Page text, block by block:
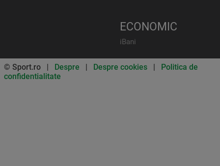
ECONOMIC
iBani
© Sport.ro | Despre | Despre cookies | Politica de
confidentialitate